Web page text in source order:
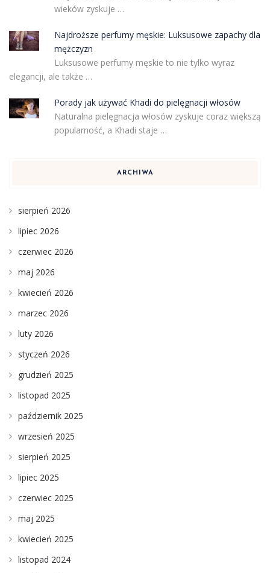
wieków zyskuje …
Najdroższe perfumy męskie: Luksusowe zapachy dla
mężczyzn
Luksusowe perfumy męskie to nie tylko wyraz
elegancji, ale także …
Porady jak używać Khadi do pielęgnacji włosów
Naturalna pielęgnacja włosów zyskuje coraz większą
popularność, a Khadi staje …
ARCHIWA
sierpień 2026
lipiec 2026
czerwiec 2026
maj 2026
kwiecień 2026
marzec 2026
luty 2026
styczeń 2026
grudzień 2025
listopad 2025
październik 2025
wrzesień 2025
sierpień 2025
lipiec 2025
czerwiec 2025
maj 2025
kwiecień 2025
listopad 2024